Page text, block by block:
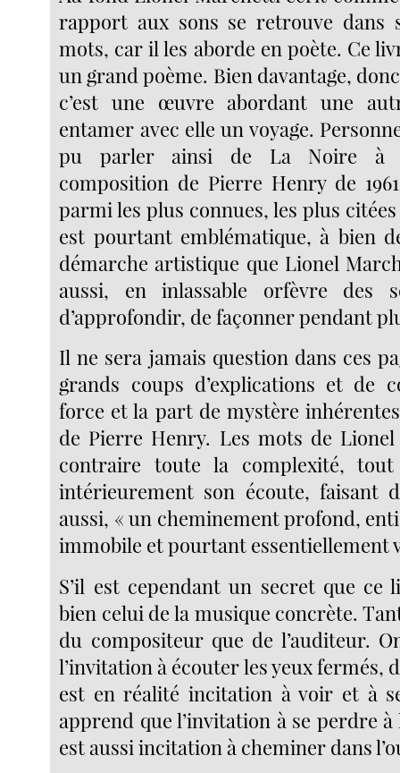
rapport aux sons se retrouve dans
mots, car il les aborde en poète. Ce
un grand poème. Bien davantage,
c’est une œuvre abordant une
entamer avec elle un voyage.
pu parler ainsi de La Noire à
composition de Pierre Henry de
parmi les plus connues, les plus
est pourtant emblématique, à bien
démarche artistique que Lionel
aussi, en inlassable orfèvre des
d’approfondir, de façonner pendant
Il ne sera jamais question dans ces
grands coups d’explications et de
force et la part de mystère
de Pierre Henry. Les mots de
contraire toute la complexité, tout
intérieurement son écoute, faisant
aussi, « un cheminement profond,
immobile et pourtant essentiellement
S’il est cependant un secret que ce
bien celui de la musique concrète.
du compositeur que de l’auditeur.
l’invitation à écouter les yeux fermés,
est en réalité incitation à voir et à
apprend que l’invitation à se perdre
est aussi incitation à cheminer dans